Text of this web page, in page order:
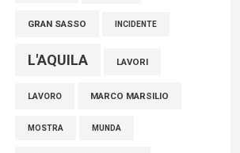
GRAN SASSO INCIDENTE
L'AQUILA LAVORI
LAVORO MARCO MARSILIO
MOSTRA MUNDA